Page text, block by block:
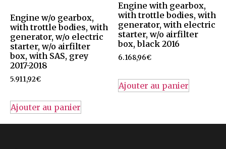
Engine w/o gearbox,
with trottle bodies, with
generator, w/o electric
starter, w/o airfilter
box, with SAS, grey
2017-2018
5.911,92€
Ajouter au panier
Engine with gearbox,
with trottle bodies, with
generator, with electric
starter, w/o airfilter
box, black 2016
6.168,96€
Ajouter au panier